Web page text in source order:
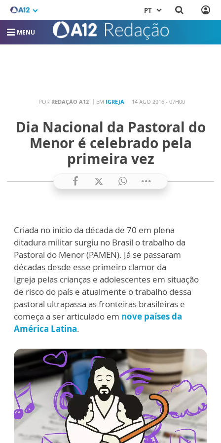
PT
MENU
POR REDAÇÃO A12 EM IGREJA 14 AGO 2016 - 07H00
Dia Nacional da Pastoral do
Menor é celebrado pela
primeira vez
Criada no início da década de 70 em plena
ditadura militar surgiu no Brasil o trabalho da
Pastoral do Menor (PAMEN). Já se passaram
décadas desde esse primeiro clamor da
Igreja pelas crianças e adolescentes em situação
de risco do país e atualmente o trabalho dessa
pastoral ultrapassa as fronteiras brasileiras e
começa a ser articulado em nove países da
América Latina.